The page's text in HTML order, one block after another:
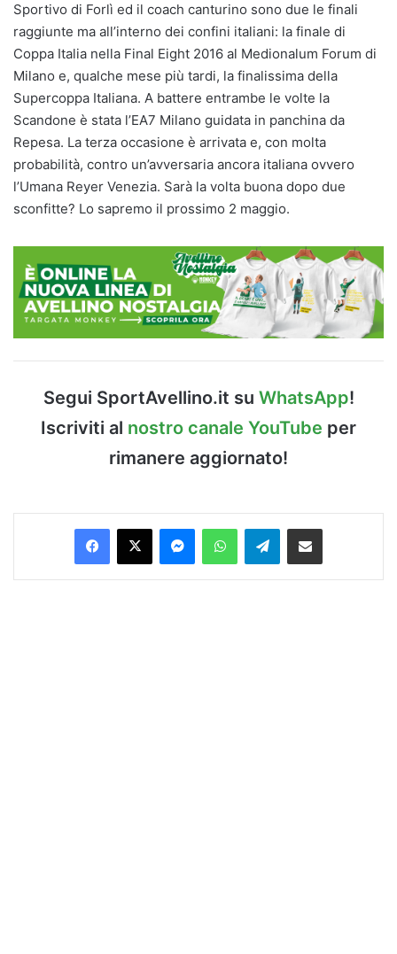
Sportivo di Forlì ed il coach canturino sono due le finali
raggiunte ma all’interno dei confini italiani: la finale di
Coppa Italia nella Final Eight 2016 al Medionalum Forum di
Milano e, qualche mese più tardi, la finalissima della
Supercoppa Italiana. A battere entrambe le volte la
Scandone è stata l’EA7 Milano guidata in panchina da
Repesa. La terza occasione è arrivata e, con molta
probabilità, contro un’avversaria ancora italiana ovvero
l’Umana Reyer Venezia. Sarà la volta buona dopo due
sconfitte? Lo sapremo il prossimo 2 maggio.
Segui SportAvellino.it su WhatsApp!
Iscriviti al nostro canale YouTube per
rimanere aggiornato!
Facebook
X MessengerWhatsAppTelegramCondividi via Email